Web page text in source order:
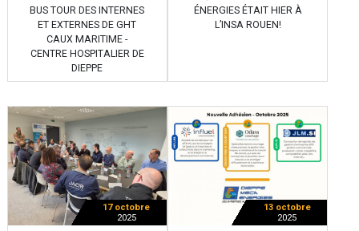
BUS TOUR DES INTERNES
ET EXTERNES DE GHT
CAUX MARITIME -
CENTRE HOSPITALIER DE
DIEPPE
ÉNERGIES ÉTAIT HIER À
L’INSA ROUEN!
17 octobre
2025
13 octobre
2025